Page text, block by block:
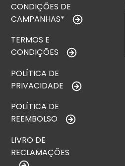
CONDIÇÕES DE
CAMPANHAS*
TERMOS E
CONDIÇÕES
POLÍTICA DE
PRIVACIDADE
POLÍTICA DE
REEMBOLSO
LIVRO DE
RECLAMAÇÕES